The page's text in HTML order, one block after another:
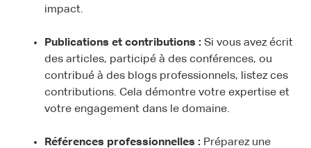
impact.
Publications et contributions : Si vous avez écrit
des articles, participé à des conférences, ou
contribué à des blogs professionnels, listez ces
contributions. Cela démontre votre expertise et
votre engagement dans le domaine.
Références professionnelles : Préparez une